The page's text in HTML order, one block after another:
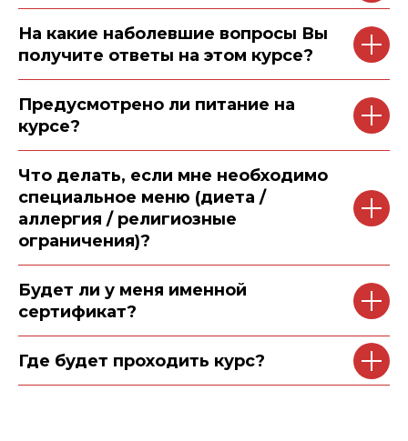
На какие наболевшие вопросы Вы
получите ответы на этом курсе?
Предусмотрено ли питание на
курсе?
Что делать, если мне необходимо
специальное меню (диета /
аллергия / религиозные
ограничения)?
Будет ли у меня именной
сертификат?
Где будет проходить курс?